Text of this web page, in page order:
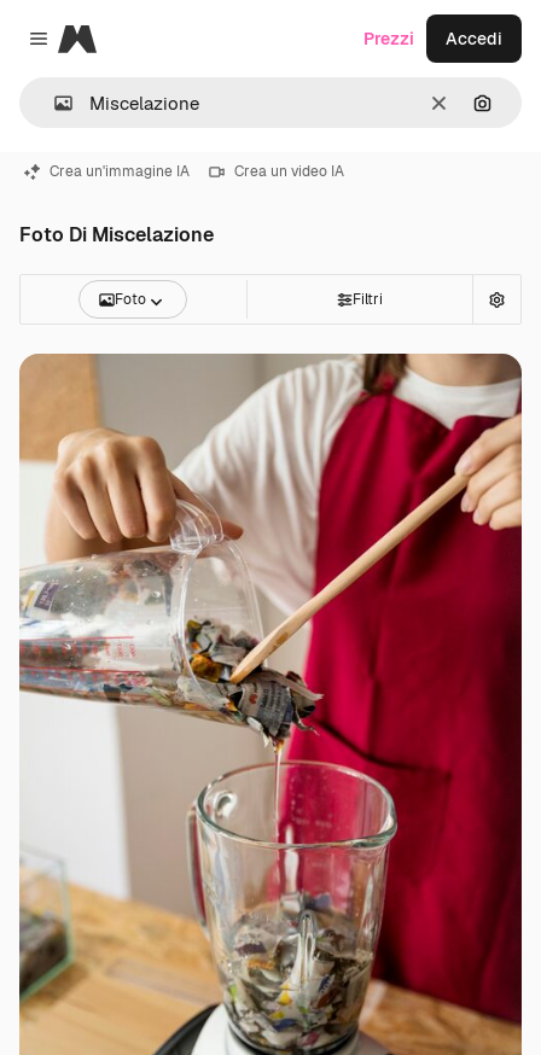
Close menu
Magnific
CancellaCerca
Prezzi Accedi
Crea un'immagine IA Crea un video IA
Foto Di Miscelazione
Foto Filtri